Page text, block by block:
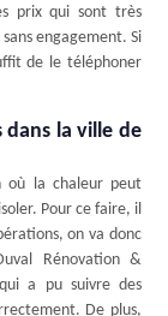
prix qui sont très
engagement. Si
de le téléphoner
dans la ville de
où la chaleur peut
Pour ce faire, il
on va donc
Rénovation &
a pu suivre des
De plus,